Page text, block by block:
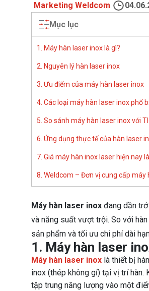
Marketing Weldcom
Mục lục
1. Máy hàn laser inox là gì?
2. Nguyên lý hàn laser inox
3. Ưu điểm của máy hàn laser inox
4. Các loại máy hàn laser inox phổ
5. So sánh máy hàn laser inox với
6. Ứng dụng thực tế của hàn laser
7. Giá máy hàn inox laser hiện nay
8. Weldcom – Đơn vị cung cấp máy
Máy hàn laser inox đang dần
và năng suất vượt trội. So với
sản phẩm và tối ưu chi phí dài
1. Máy hàn laser
Máy hàn laser inox là thiết bị
inox (thép không gỉ) tại vị trí hàn.
tập trung năng lượng vào một